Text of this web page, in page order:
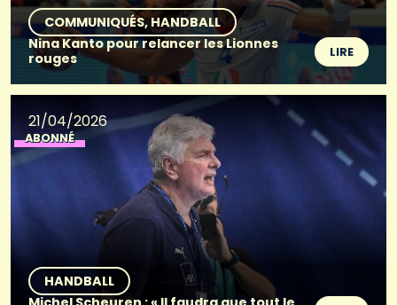
COMMUNIQUÉS HANDBALL
Nina Kanto pour relancer les Lionnes
rouges
LIRE
21/04/2026
ABONNÉ
HANDBALL